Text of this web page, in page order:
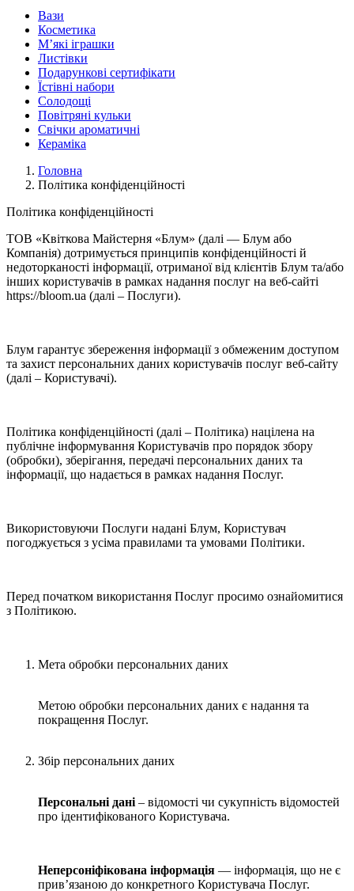
Вази
Косметика
М’які іграшки
Листівки
Подарункові сертифікати
Їстівні набори
Солодощі
Повітряні кульки
Свічки ароматичні
Кераміка
Головна
Політика конфіденційності
Політика конфіденційності
ТОВ «Квіткова Майстерня «Блум» (далі — Блум або
Компанія) дотримується принципів конфіденційності й
недоторканості інформації, отриманої від клієнтів Блум та/або
інших користувачів в рамках надання послуг на веб-сайті
https://bloom.ua (далі – Послуги).
Блум гарантує збереження інформації з обмеженим доступом
та захист персональних даних користувачів послуг веб-сайту
(далі – Користувачі).
Політика конфіденційності (далі – Політика) націлена на
публічне інформування Користувачів про порядок збору
(обробки), зберігання, передачі персональних даних та
інформації, що надається в рамках надання Послуг.
Використовуючи Послуги надані Блум, Користувач
погоджується з усіма правилами та умовами Політики.
Перед початком використання Послуг просимо ознайомитися
з Політикою.
Мета обробки персональних даних
Метою обробки персональних даних є надання та
покращення Послуг.
Збір персональних даних
Персональні дані – відомості чи сукупність відомостей
про ідентифікованого Користувача.
Неперсоніфікована інформація — інформація, що не є
прив’язаною до конкретного Користувача Послуг.